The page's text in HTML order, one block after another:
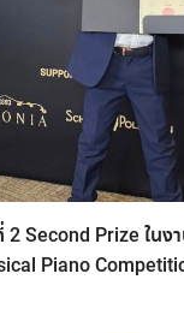
Second Prize ในง
Piano